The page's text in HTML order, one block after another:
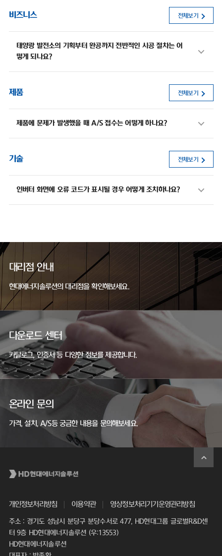
비즈니스 전체보기
태양광 발전소의 기획부터 완공까지 전반적인 시공 절차는 어
떻게 되나요?
제품 전체보기
제품에 문제가 발생했을 때 A/S 접수는 어떻게 하나요?
기술 전체보기
인버터 화면에 오류 코드가 표시될 경우 어떻게 조치하나요?
대리점 안내
현대에너지솔루션의 대리점을 확인해보세요.
다운로드 센터
카탈로그, 인증서 등 다양한 정보를 제공합니다.
온라인 문의
가격, 설치, A/S등 궁금한 내용을 문의해보세요.
개인정보처리방침 이용약관 영상정보처리기기운영관리방침
주소 : 경기도 성남시 분당구 분당수서로 477, HD현대그룹 글로벌R&D센
터 9층 HD현대에너지솔루션 (우:13553)
HD현대에너지솔루션